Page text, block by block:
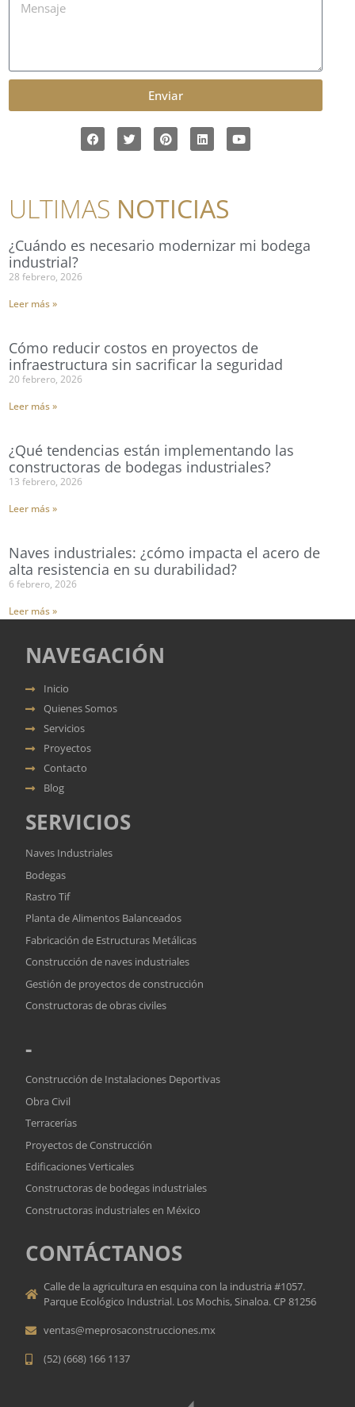
Enviar
ULTIMAS NOTICIAS
¿Cuándo es necesario modernizar mi bodega
industrial?
28 febrero, 2026
Leer más »
Cómo reducir costos en proyectos de
infraestructura sin sacrificar la seguridad
20 febrero, 2026
Leer más »
¿Qué tendencias están implementando las
constructoras de bodegas industriales?
13 febrero, 2026
Leer más »
Naves industriales: ¿cómo impacta el acero de
alta resistencia en su durabilidad?
6 febrero, 2026
Leer más »
NAVEGACIÓN
Inicio
Quienes Somos
Servicios
Proyectos
Contacto
Blog
SERVICIOS
Naves Industriales
Bodegas
Rastro Tif
Planta de Alimentos Balanceados
Fabricación de Estructuras Metálicas
Construcción de naves industriales
Gestión de proyectos de construcción
Constructoras de obras civiles
-
Construcción de Instalaciones Deportivas
Obra Civil
Terracerías
Proyectos de Construcción
Edificaciones Verticales
Constructoras de bodegas industriales
Constructoras industriales en México
CONTÁCTANOS
Calle de la agricultura en esquina con la industria #1057.
Parque Ecológico Industrial. Los Mochis, Sinaloa. CP 81256
ventas@meprosaconstrucciones.mx
(52) (668) 166 1137